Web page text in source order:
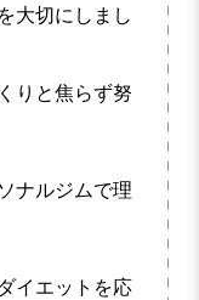
大切にしまし
りと焦らず努
ナルジムで理
イエットを応